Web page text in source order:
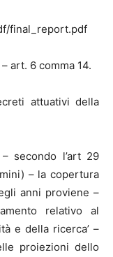
final_report.pdf
art. 6 comma 14.
attuativi della
secondo l’art 29
– la copertura
anni proviene –
relativo al
e della ricerca’ –
proiezioni dello